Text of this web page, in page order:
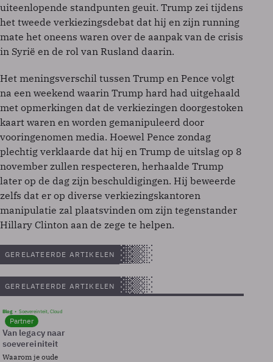
uiteenlopende standpunten geuit. Trump zei tijdens
het tweede verkiezingsdebat dat hij en zijn running
mate het oneens waren over de aanpak van de crisis
in Syrië en de rol van Rusland daarin.
Het meningsverschil tussen Trump en Pence volgt
na een weekend waarin Trump hard had uitgehaald
met opmerkingen dat de verkiezingen doorgestoken
kaart waren en worden gemanipuleerd door
vooringenomen media. Hoewel Pence zondag
plechtig verklaarde dat hij en Trump de uitslag op 8
november zullen respecteren, herhaalde Trump
later op de dag zijn beschuldigingen. Hij beweerde
zelfs dat er op diverse verkiezingskantoren
manipulatie zal plaatsvinden om zijn tegenstander
Hillary Clinton aan de zege te helpen.
GERELATEERDE ARTIKELEN
GERELATEERDE ARTIKELEN
Blog Soevereinteit, Cloud
Partner
Van legacy naar
soevereiniteit
Waarom je oude